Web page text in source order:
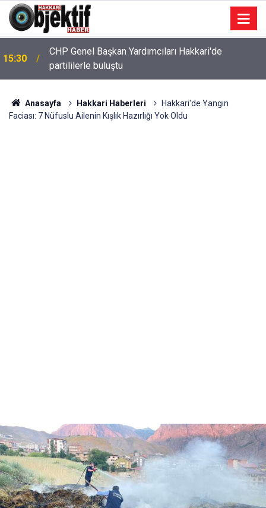
15:30
CHP Genel Başkan Yardımcıları Hakkari'de
partililerle buluştu
Anasayfa Hakkari Haberleri
Hakkari'de Yangın
Faciası: 7 Nüfuslu Ailenin Kışlık Hazırlığı Yok Oldu